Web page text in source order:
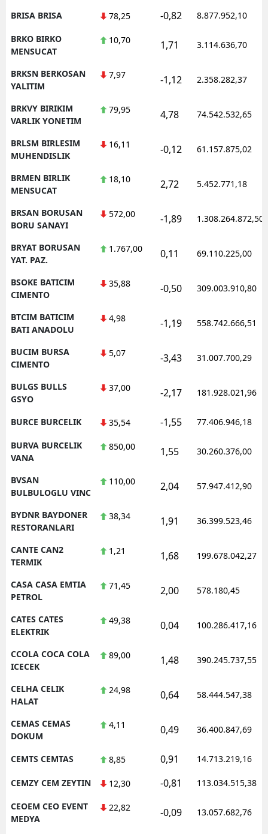
BRISA BRISA 78,25 -0,82 8.877.952,10
BRKO BIRKO
MENSUCAT
10,70 1,71 3.114.636,70
BRKSN BERKOSAN
YALITIM
7,97 -1,12 2.358.282,37
BRKVY BIRIKIM
VARLIK YONETIM
79,95 4,78 74.542.532,65
BRLSM BIRLESIM
MUHENDISLIK
16,11 -0,12 61.157.875,02
BRMEN BIRLIK
MENSUCAT
18,10 2,72 5.452.771,18
BRSAN BORUSAN
BORU SANAYI
572,00 -1,89 1.308.264.872,50
BRYAT BORUSAN
YAT. PAZ.
1.767,00 0,11 69.110.225,00
BSOKE BATICIM
CIMENTO
35,88 -0,50 309.003.910,80
BTCIM BATICIM
BATI ANADOLU
4,98 -1,19 558.742.666,51
BUCIM BURSA
CIMENTO
5,07 -3,43 31.007.700,29
BULGS BULLS
GSYO
37,00 -2,17 181.928.021,96
BURCE BURCELIK 35,54 -1,55 77.406.946,18
BURVA BURCELIK
VANA
850,00 1,55 30.260.376,00
BVSAN
BULBULOGLU VINC
110,00 2,04 57.947.412,90
BYDNR BAYDONER
RESTORANLARI
38,34 1,91 36.399.523,46
CANTE CAN2
TERMIK
1,21 1,68 199.678.042,27
CASA CASA EMTIA
PETROL
71,45 2,00 578.180,45
CATES CATES
ELEKTRIK
49,38 0,04 100.286.417,16
CCOLA COCA COLA
ICECEK
89,00 1,48 390.245.737,55
CELHA CELIK
HALAT
24,98 0,64 58.444.547,38
CEMAS CEMAS
DOKUM
4,11 0,49 36.400.847,69
CEMTS CEMTAS 8,85 0,91 14.713.219,16
CEMZY CEM ZEYTIN 12,30 -0,81 113.034.515,38
CEOEM CEO EVENT
MEDYA
22,82 -0,09 13.057.682,76